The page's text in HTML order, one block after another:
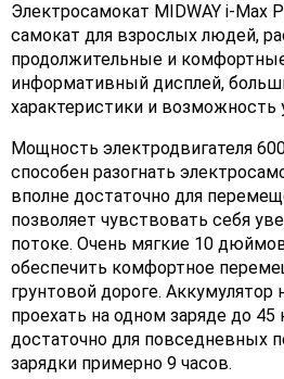
Электросамокат MIDWAY i-Max
самокат для взрослых людей,
продолжительные и
информативный дисплей,
характеристики и возможность
Мощность электродвигателя
способен разогнать
вполне достаточно для
позволяет чувствовать себя
потоке. Очень мягкие 10
обеспечить комфортное
грунтовой дороге. Аккумулятор
проехать на одном заряде до 45
достаточно для повседневных
зарядки примерно 9 часов.